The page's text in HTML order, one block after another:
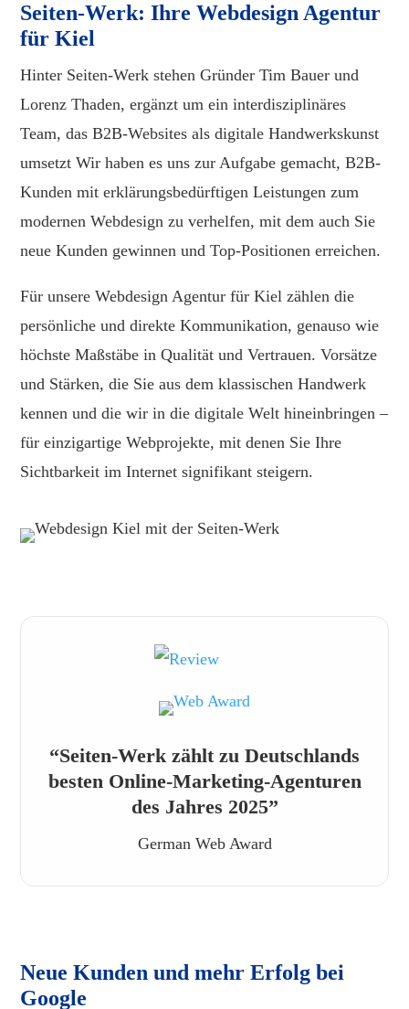
Seiten-Werk: Ihre Webdesign Agentur
für Kiel
Hinter Seiten-Werk stehen Gründer Tim Bauer und
Lorenz Thaden, ergänzt um ein interdisziplinäres
Team, das B2B-Websites als digitale Handwerkskunst
umsetzt Wir haben es uns zur Aufgabe gemacht, B2B-
Kunden mit erklärungsbedürftigen Leistungen zum
modernen Webdesign zu verhelfen, mit dem auch Sie
neue Kunden gewinnen und Top-Positionen erreichen.
Für unsere Webdesign Agentur für Kiel zählen die
persönliche und direkte Kommunikation, genauso wie
höchste Maßstäbe in Qualität und Vertrauen. Vorsätze
und Stärken, die Sie aus dem klassischen Handwerk
kennen und die wir in die digitale Welt hineinbringen –
für einzigartige Webprojekte, mit denen Sie Ihre
Sichtbarkeit im Internet signifikant steigern.
“Seiten-Werk zählt zu Deutschlands
besten Online-Marketing-Agenturen
des Jahres 2025”
German Web Award
Neue Kunden und mehr Erfolg bei
Google